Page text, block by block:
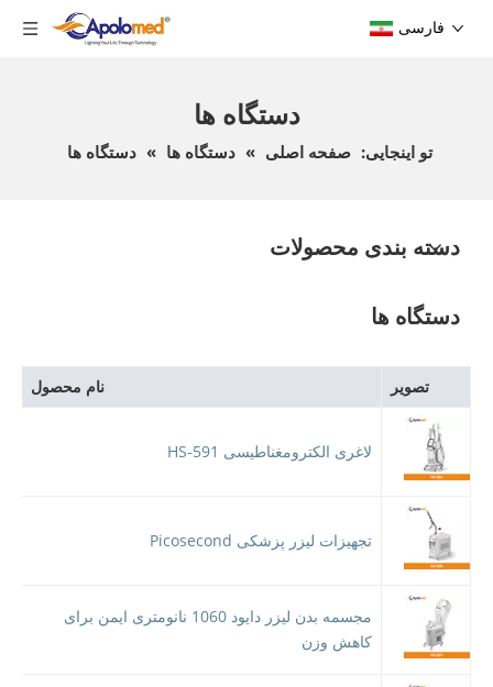
فارسی
دستگاه ها
تو اینجایی: صفحه اصلی » دستگاه ها » دستگاه ها
دسته بندی محصولات
دستگاه ها
تصویر نام محصول
لاغری الکترومغناطیسی HS-591
تجهیزات لیزر پزشکی Picosecond
مجسمه بدن لیزر دایود 1060 نانومتری ایمن برای
کاهش وزن